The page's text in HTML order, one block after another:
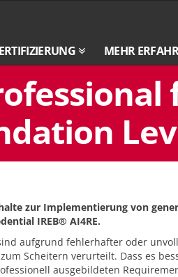
MEHR
zur Implementierung von
IREB® AI4RE.
aufgrund fehlerhafter oder
Scheitern verurteilt. Dass es
ausgebildeten